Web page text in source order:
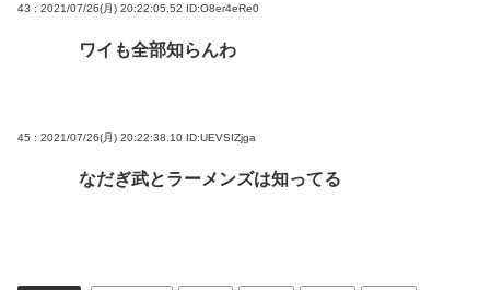
43 : 2021/07/26(月) 20:22:05.52 ID:O8er4eRe0
ワイも全部知らんわ
45 : 2021/07/26(月) 20:22:38.10 ID:UEVSIZjga
なだぎ武とラーメンズは知ってる